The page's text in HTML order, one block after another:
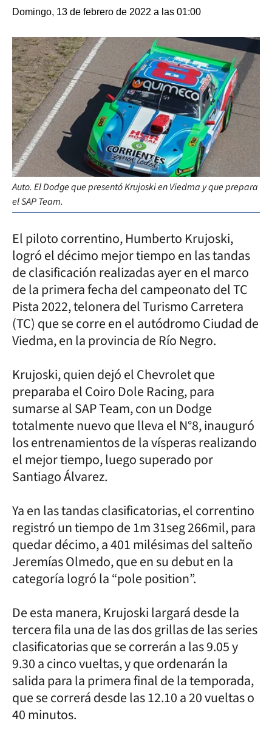
Domingo, 13 de febrero de 2022 a las 01:00
Auto. El Dodge que presentó Krujoski en Viedma y que prepara
el SAP Team.
El piloto correntino, Humberto Krujoski,
logró el décimo mejor tiempo en las tandas
de clasificación realizadas ayer en el marco
de la primera fecha del campeonato del TC
Pista 2022, telonera del Turismo Carretera
(TC) que se corre en el autódromo Ciudad de
Viedma, en la provincia de Río Negro.
Krujoski, quien dejó el Chevrolet que
preparaba el Coiro Dole Racing, para
sumarse al SAP Team, con un Dodge
totalmente nuevo que lleva el N°8, inauguró
los entrenamientos de la vísperas realizando
el mejor tiempo, luego superado por
Santiago Álvarez.
Ya en las tandas clasificatorias, el correntino
registró un tiempo de 1m 31seg 266mil, para
quedar décimo, a 401 milésimas del salteño
Jeremías Olmedo, que en su debut en la
categoría logró la “pole position”.
De esta manera, Krujoski largará desde la
tercera fila una de las dos grillas de las series
clasificatorias que se correrán a las 9.05 y
9.30 a cinco vueltas, y que ordenarán la
salida para la primera final de la temporada,
que se correrá desde las 12.10 a 20 vueltas o
40 minutos.